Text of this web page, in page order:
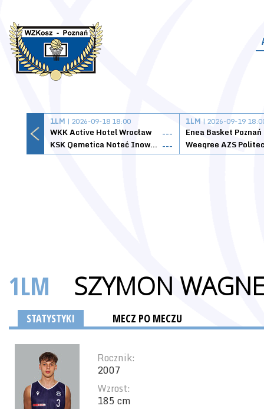
1LM | 2026-09-18 18:00
WKK Active Hotel Wrocław
---
KSK Qemetica Noteć Inowrocław ---
1LM | 2026-09-19
Enea Basket Poznań
1LM SZYMON
STATYSTYKI MECZ PO MECZU
Rocznik:
2007
Wzrost:
185 cm